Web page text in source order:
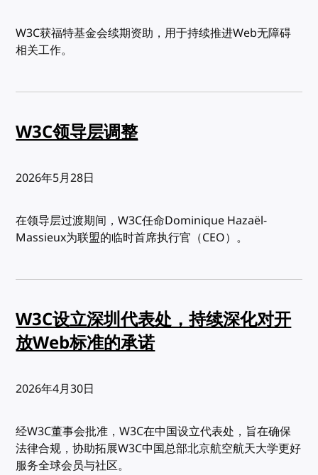
W3C获福特基金会续期资助，用于持续推进Web无障碍
相关工作。
W3C领导层调整
发布:
2026年5月28日
在领导层过渡期间，W3C任命Dominique Hazaël-
Massieux为联盟的临时首席执行官（CEO）。
W3C设立深圳代表处，持续深化对开
放Web标准的承诺
发布:
2026年4月30日
经W3C董事会批准，W3C在中国设立代表处，旨在确保
法律合规，协助拓展W3C中国总部北京航空航天大学更好
服务全球会员与社区。